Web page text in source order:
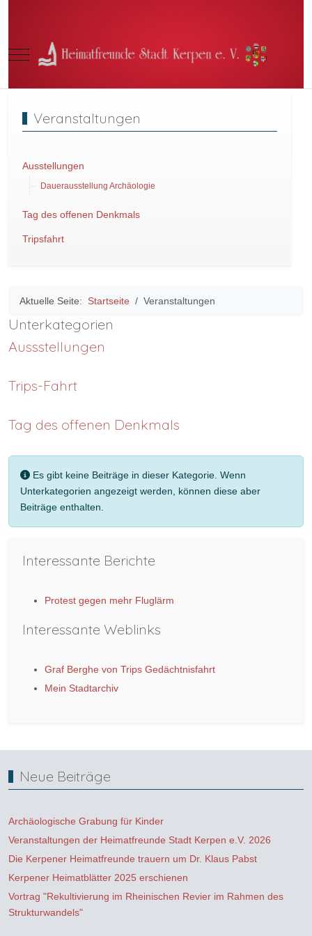
Mobile Menu Toggle
Veranstaltungen
Ausstellungen
Dauerausstellung Archäologie
Tag des offenen Denkmals
Tripsfahrt
Aktuelle Seite: Startseite Veranstaltungen
Unterkategorien
Aussstellungen
Trips-Fahrt
Tag des offenen Denkmals
Information
Es gibt keine Beiträge in dieser Kategorie. Wenn
Unterkategorien angezeigt werden, können diese aber
Beiträge enthalten.
Interessante Berichte
Protest gegen mehr Fluglärm
Interessante Weblinks
Graf Berghe von Trips Gedächtnisfahrt
Mein Stadtarchiv
Neue Beiträge
Archäologische Grabung für Kinder
Veranstaltungen der Heimatfreunde Stadt Kerpen e.V. 2026
Die Kerpener Heimatfreunde trauern um Dr. Klaus Pabst
Kerpener Heimatblätter 2025 erschienen
Vortrag "Rekultivierung im Rheinischen Revier im Rahmen des
Strukturwandels"